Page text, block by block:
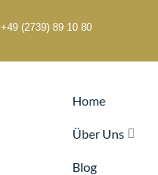
+49 (2739) 89 10 80
Home
Über Uns
Blog